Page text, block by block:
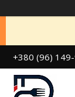
+380 (96)